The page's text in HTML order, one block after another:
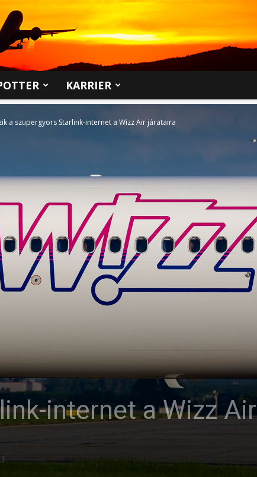
KARRIER
a szupergyors Starlink-internet a Wizz Air járataira
internet a Wizz Air